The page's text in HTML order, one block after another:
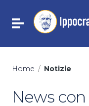
Vai al menu di
Vai al footer
Attiva / disattiva la
Home / Notizie
News